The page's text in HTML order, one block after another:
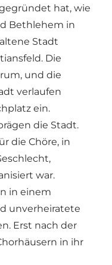
hat, wie
Bethlehem in
Stadt
Die
und die
verlaufen
ein.
die Stadt.
die Chöre, in
war.
in einem
unverheiratete
Erst nach der
in ihr